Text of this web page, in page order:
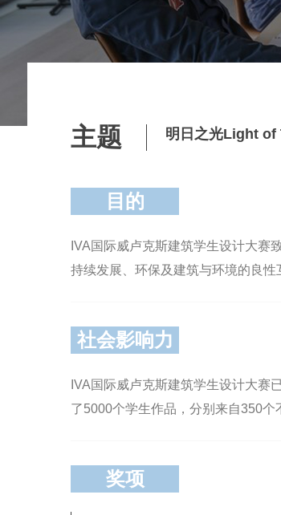
主题 明日之光Light
目的
IVA国际威卢克斯建筑学生设计大赛
持续发展、环保及建筑与环境的良性
社会影响力
IVA国际威卢克斯建筑学生设计大赛
了5000个学生作品，分别来自350个
奖项